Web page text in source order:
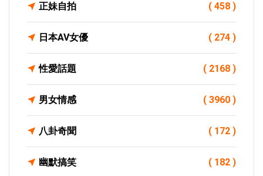
正妹自拍 ( 458 )
日本AV女優 ( 274 )
性愛話題 ( 2168 )
男女情感 ( 3960 )
八卦奇聞 ( 172 )
幽默搞笑 ( 182 )